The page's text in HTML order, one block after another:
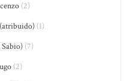
(2)
(1)
(7)
(2)